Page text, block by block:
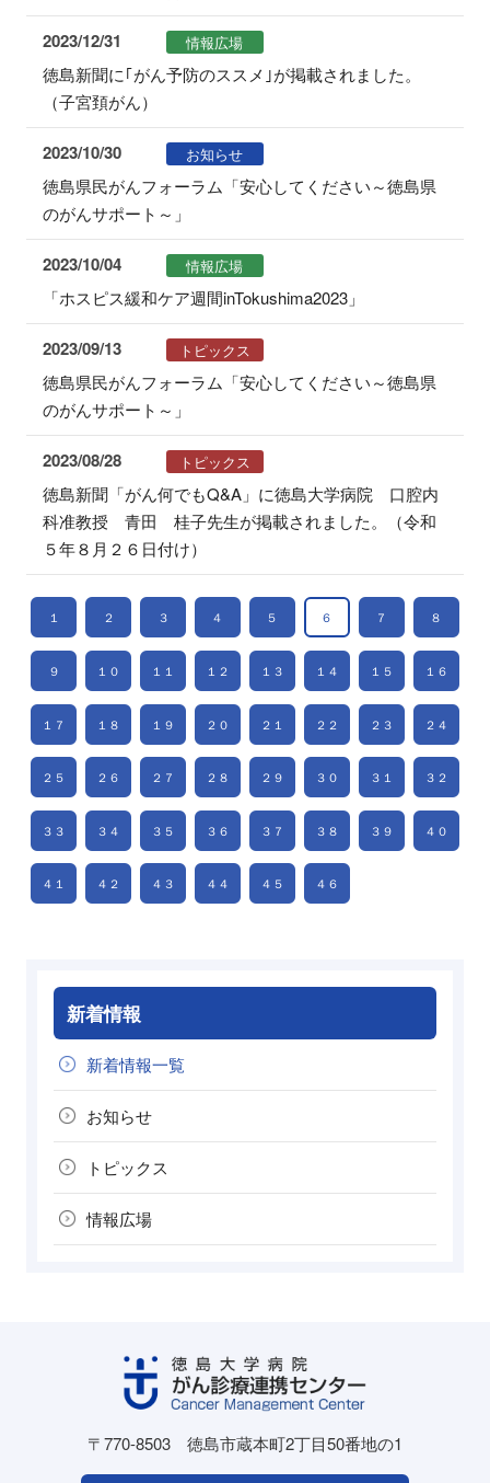
2023/12/31 情報広場
徳島新聞に｢がん予防のススメ｣が掲載されました。
（子宮頚がん）
2023/10/30 お知らせ
徳島県民がんフォーラム「安心してください～徳島県
のがんサポート～」
2023/10/04 情報広場
「ホスピス緩和ケア週間inTokushima2023」
2023/09/13 トピックス
徳島県民がんフォーラム「安心してください～徳島県
のがんサポート～」
2023/08/28 トピックス
徳島新聞「がん何でもQ&A」に徳島大学病院 口腔内
科准教授 青田 桂子先生が掲載されました。（令和
５年８月２６日付け）
１ ２ ３ ４ ５ ６ ７ ８
９ １０ １１ １２ １３ １４ １５ １６
１７ １８ １９ ２０ ２１ ２２ ２３ ２４
２５ ２６ ２７ ２８ ２９ ３０ ３１ ３２
３３ ３４ ３５ ３６ ３７ ３８ ３９ ４０
４１ ４２ ４３ ４４ ４５ ４６
新着情報
新着情報一覧
お知らせ
トピックス
情報広場
〒770-8503 徳島市蔵本町2丁目50番地の1